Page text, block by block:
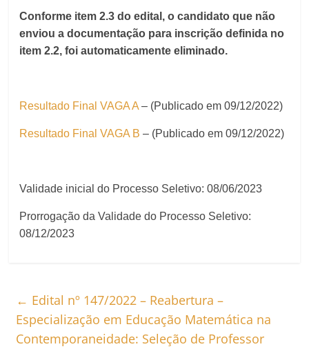
Conforme item 2.3 do edital, o candidato que não
enviou a documentação para inscrição definida no
item 2.2, foi automaticamente eliminado.
Resultado Final VAGA A – (Publicado em 09/12/2022)
Resultado Final VAGA B – (Publicado em 09/12/2022)
Validade inicial do Processo Seletivo: 08/06/2023
Prorrogação da Validade do Processo Seletivo:
08/12/2023
← Edital nº 147/2022 – Reabertura –
Especialização em Educação Matemática na
Contemporaneidade: Seleção de Professor